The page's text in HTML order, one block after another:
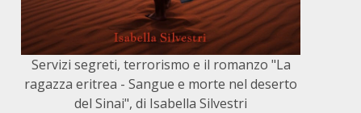
Servizi segreti, terrorismo e il romanzo "La
ragazza eritrea - Sangue e morte nel deserto
del Sinai", di Isabella Silvestri